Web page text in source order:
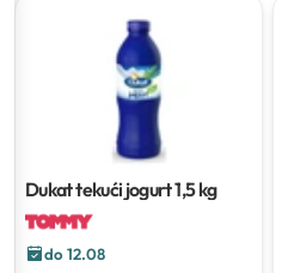
Dukat tekući jogurt1,5 kg
do 12.08